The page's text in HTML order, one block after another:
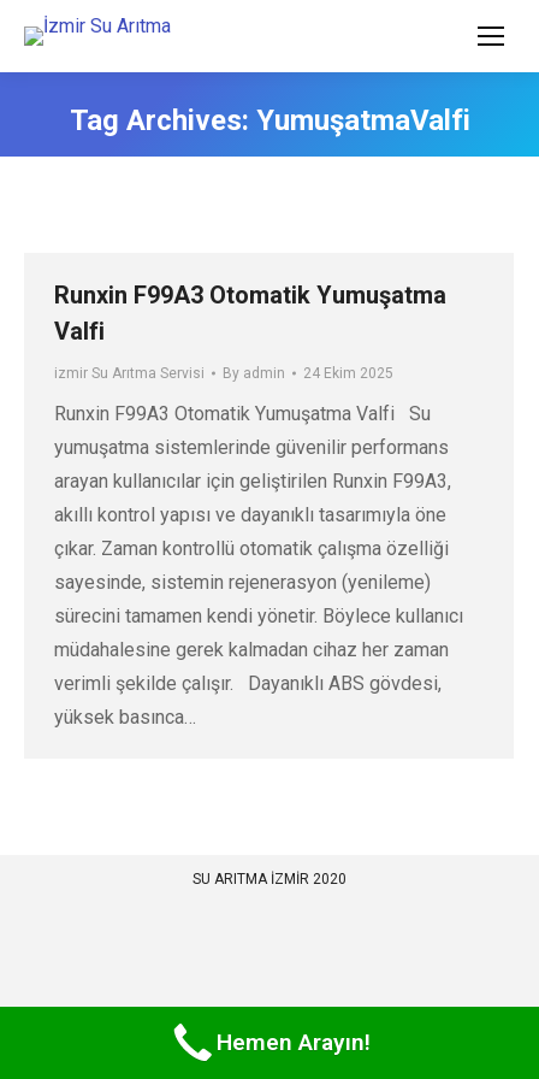
Tag Archives: YumuşatmaValfi
Runxin F99A3 Otomatik Yumuşatma
Valfi
izmir Su Arıtma Servisi By admin 24 Ekim 2025
Runxin F99A3 Otomatik Yumuşatma Valfi Su
yumuşatma sistemlerinde güvenilir performans
arayan kullanıcılar için geliştirilen Runxin F99A3,
akıllı kontrol yapısı ve dayanıklı tasarımıyla öne
çıkar. Zaman kontrollü otomatik çalışma özelliği
sayesinde, sistemin rejenerasyon (yenileme)
sürecini tamamen kendi yönetir. Böylece kullanıcı
müdahalesine gerek kalmadan cihaz her zaman
verimli şekilde çalışır. Dayanıklı ABS gövdesi,
yüksek basınca…
SU ARITMA İZMİR 2020
Hemen Arayın!